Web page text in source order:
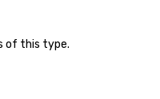
of this type.